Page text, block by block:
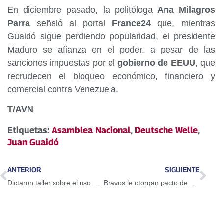
En diciembre pasado, la politólogaAna Milagros
Parra señaló al portal France24que, mientras
Guaidó sigue perdiendo popularidad, el presidente
Maduro se afianza en el poder, a pesar de las
sanciones impuestas por elgobierno de EEUU, que
recrudecen el bloqueo económico, financiero y
comercial contra Venezuela.
T/AVN
Etiquetas: Asamblea Nacional, Deutsche Welle,
Juan Guaidó
ANTERIOR SIGUIENTE